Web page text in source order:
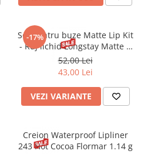
-17%
Set pentru buze Matte Lip Kit
- Ruj lichid Longstay Matte +
Creion Dream
52,00 Lei
43,00 Lei
VEZI VARIANTE
Creion Waterproof Lipliner
243 Hot Cocoa Flormar 1.14 g